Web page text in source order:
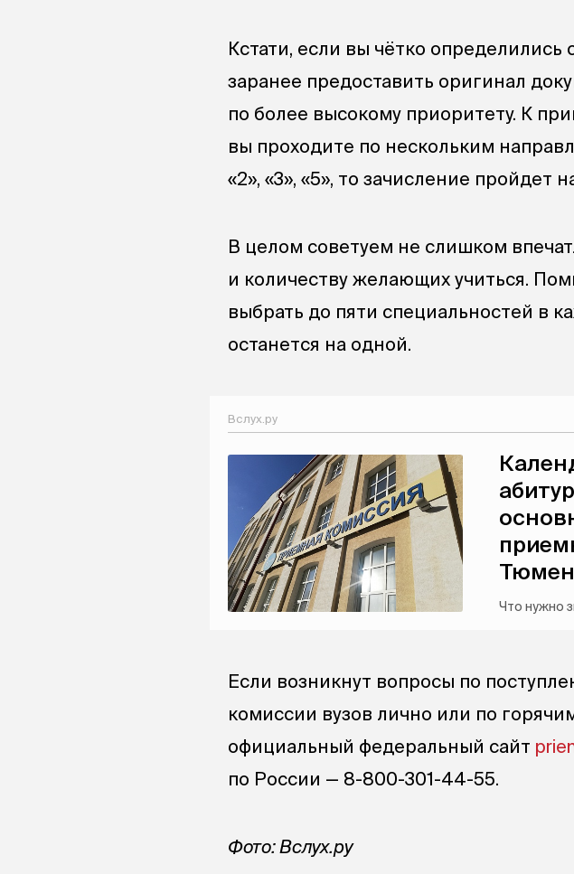
Кстати, если вы чётко определились
заранее предоставить оригинал
по более высокому приоритету. К
вы проходите по нескольким
«2», «3», «5», то зачисление пройдет
В целом советуем не слишком
и количеству желающих учиться.
выбрать до пяти специальностей в
останется на одной.
Вслух.ру
Что нужно
Если возникнут вопросы по
комиссии вузов лично или по
официальный федеральный сайт
по России — 8-800-301-44-55.
Фото: Вслух.ру